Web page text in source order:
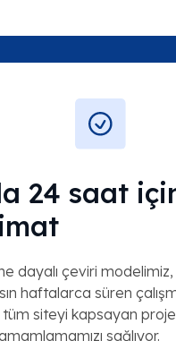
24 saat
dayalı çeviri
haftalarca süren
tüm siteyi kapsayan
sağlıyor.